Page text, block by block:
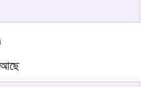
আছে